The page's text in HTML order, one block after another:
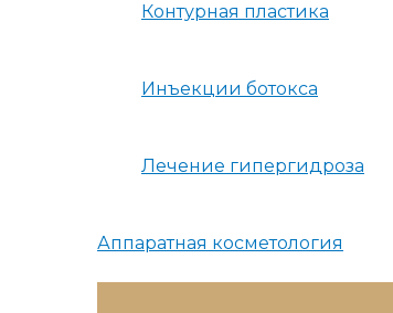
Контурная пластика
Инъекции ботокса
Лечение гипергидроза
Аппаратная косметология